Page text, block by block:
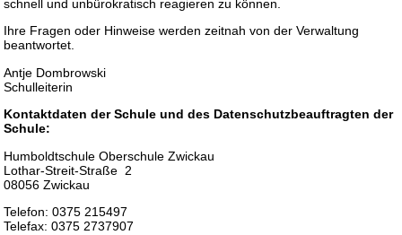
schnell und unbürokratisch reagieren zu können.
Ihre Fragen oder Hinweise werden zeitnah von der Verwaltung
beantwortet.
Antje Dombrowski
Schulleiterin
Kontaktdaten der Schule und des Datenschutzbeauftragten der
Schule:
Humboldtschule Oberschule Zwickau
Lothar-Streit-Straße 2
08056 Zwickau
Telefon: 0375 215497
Telefax: 0375 2737907